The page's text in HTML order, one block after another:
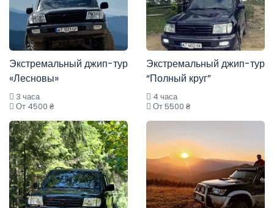
Экстремальный джип-тур
«Лесновы»
3 часа
От 4500 ₴
Экстремальный джип-тур
“Полный круг”
4 часа
От 5500 ₴